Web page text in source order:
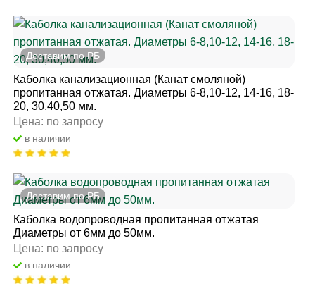
Доставим по РБ
Каболка канализационная (Канат смоляной)
пропитанная отжатая. Диаметры 6-8,10-12, 14-16, 18-
20, 30,40,50 мм.
Цена: по запросу
в наличии
Доставим по РБ
Каболка водопроводная пропитанная отжатая
Диаметры от 6мм до 50мм.
Цена: по запросу
в наличии